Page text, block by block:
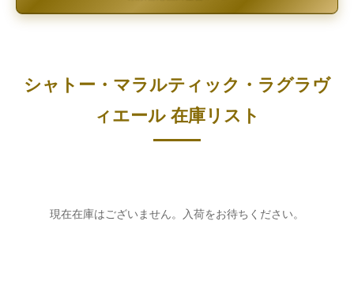
シャトー・マラルティック・ラグラヴ
ィエール 在庫リスト
現在在庫はございません。入荷をお待ちください。